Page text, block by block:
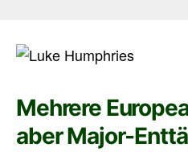
Mehrere
aber Major-